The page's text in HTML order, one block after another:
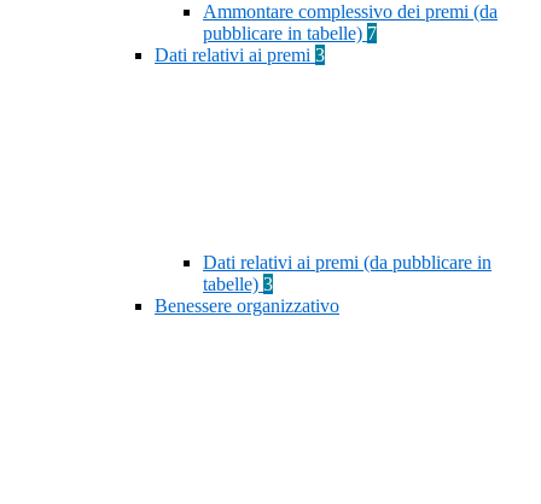
Ammontare complessivo dei premi (da
pubblicare in tabelle) 7
Dati relativi ai premi 3
Dati relativi ai premi (da pubblicare in
tabelle) 3
Benessere organizzativo